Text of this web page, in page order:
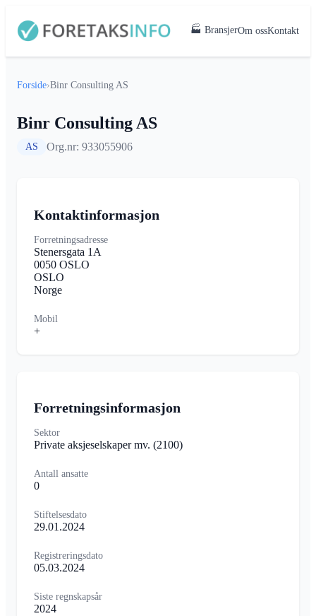
🏭 BransjerOm ossKontakt
Forside›Binr Consulting AS
Binr Consulting AS
AS Org.nr: 933055906
Kontaktinformasjon
Forretningsadresse
Stenersgata 1A
0050 OSLO
OSLO
Norge
Mobil
+
Forretningsinformasjon
Sektor
Private aksjeselskaper mv. (2100)
Antall ansatte
0
Stiftelsesdato
29.01.2024
Registreringsdato
05.03.2024
Siste regnskapsår
2024